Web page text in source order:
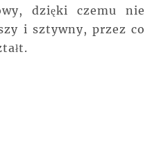
dzięki czemu nie
i sztywny, przez co